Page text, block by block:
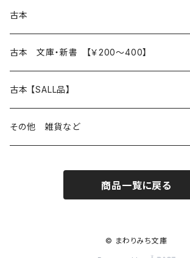
本 の あれこれ
読書のこと
本屋のこと
文芸
近代小説 エッセイ 戯曲（日本人作家）
現代小説 エッセイ 戯曲（日本人作家）
現代小説 エッセイ 戯曲（外国人作家）
日々 の できこと
日常の 風景 群像
生き方 ライフスタイル
人生 生き方 について考える
食べ物 料理
古本
本 の あれこれ
読書のこと
本屋のこと
日本文学
小説 エッセイ 戯曲（日本人作家）
海外文学
詩（外国人作家）
日常の 風景 群像
生き方 ライフスタイル
趣味 ファッション 生活用品 雑貨
古本 文庫・新書 【￥200～400】
日本文学
小説 エッセイ 戯曲
海外文学
古本 【SALL品】
20％OFF
その他 雑貨など
商品一覧に戻る
© まわりみち文庫